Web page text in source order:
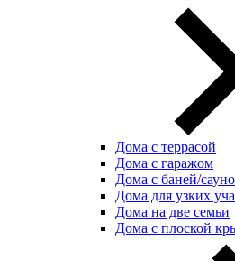
Дома с террасой
Дома с гаражом
Дома с баней/
Дома для узких
Дома на две семьи
Дома с плоской